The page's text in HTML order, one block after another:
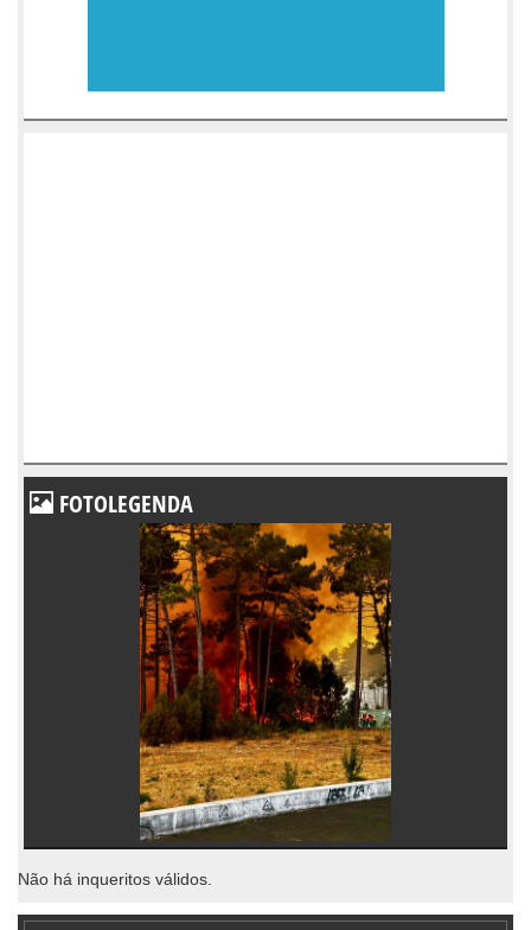
FOTOLEGENDA
Não há inqueritos válidos.